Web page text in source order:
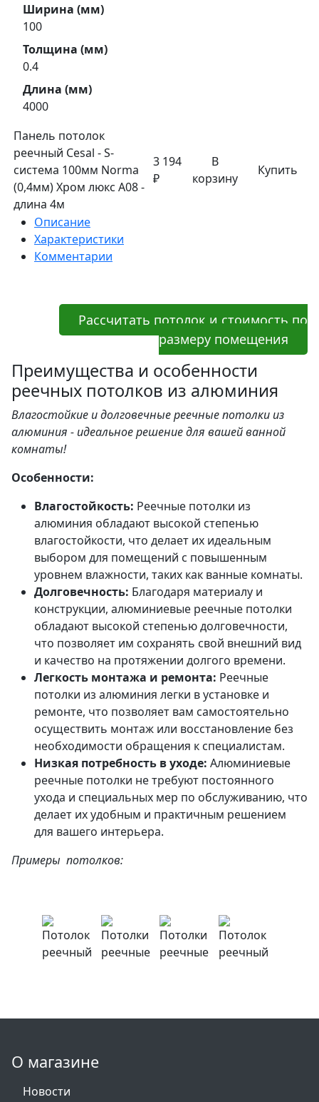
Ширина (мм)
100
Толщина (мм)
0.4
Длина (мм)
4000
Панель потолок
реечный Cesal - S-
система 100мм Norma
(0,4мм) Хром люкс А08 -
длина 4м
3 194
₽
В
корзину
Купить
Описание
Характеристики
Комментарии
Рассчитать потолок и стоимость по
размеру помещения
Преимущества и особенности
реечных потолков из алюминия
Влагостойкие и долговечные реечные потолки из
алюминия - идеальное решение для вашей ванной
комнаты!
Особенности:
Влагостойкость: Реечные потолки из
алюминия обладают высокой степенью
влагостойкости, что делает их идеальным
выбором для помещений с повышенным
уровнем влажности, таких как ванные комнаты.
Долговечность: Благодаря материалу и
конструкции, алюминиевые реечные потолки
обладают высокой степенью долговечности,
что позволяет им сохранять свой внешний вид
и качество на протяжении долгого времени.
Легкость монтажа и ремонта: Реечные
потолки из алюминия легки в установке и
ремонте, что позволяет вам самостоятельно
осуществить монтаж или восстановление без
необходимости обращения к специалистам.
Низкая потребность в уходе: Алюминиевые
реечные потолки не требуют постоянного
ухода и специальных мер по обслуживанию, что
делает их удобным и практичным решением
для вашего интерьера.
Примеры потолков:
О магазине
Новости